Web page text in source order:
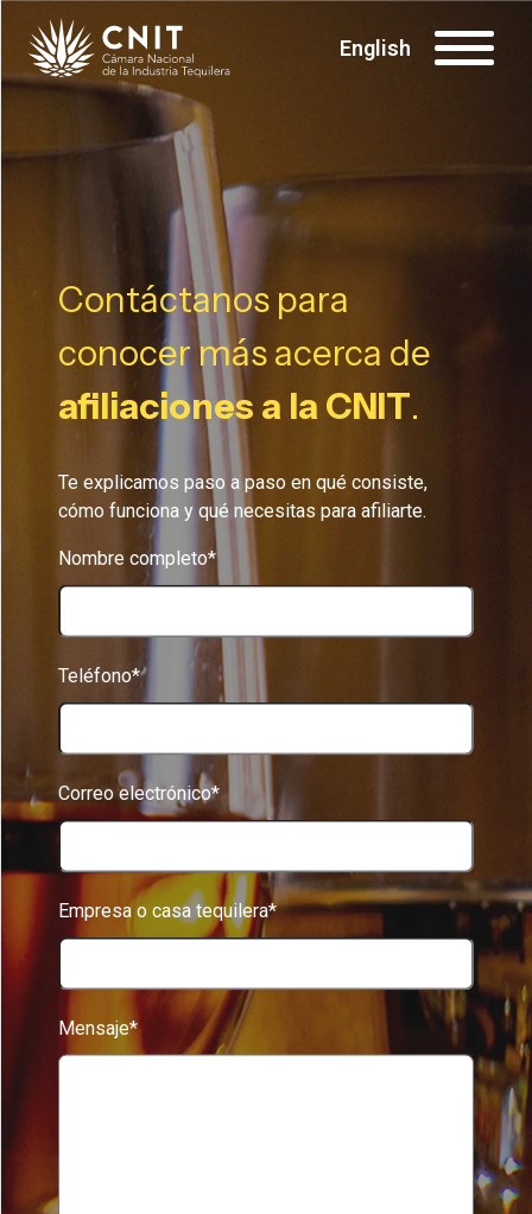
English
Contáctanos para
conocer más acerca de
afiliaciones a la CNIT.
Te explicamos paso a paso en qué consiste,
cómo funciona y qué necesitas para afiliarte.
Nombre completo*
Teléfono*
Correo electrónico*
Empresa o casa tequilera*
Mensaje*